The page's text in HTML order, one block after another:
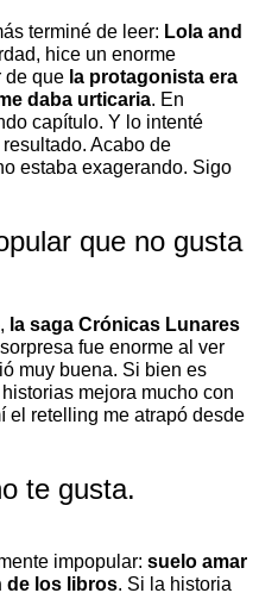
terminé de leer: Lola and
hice un enorme
de que la protagonista era
daba urticaria. En
capítulo. Y lo intenté
Acabo de
estaba exagerando. Sigo
que no gusta
la saga Crónicas Lunares
fue enorme al ver
muy buena. Si bien es
mejora mucho con
el retelling me atrapó desde
te gusta.
impopular:suelo amar
de los libros. Si la historia